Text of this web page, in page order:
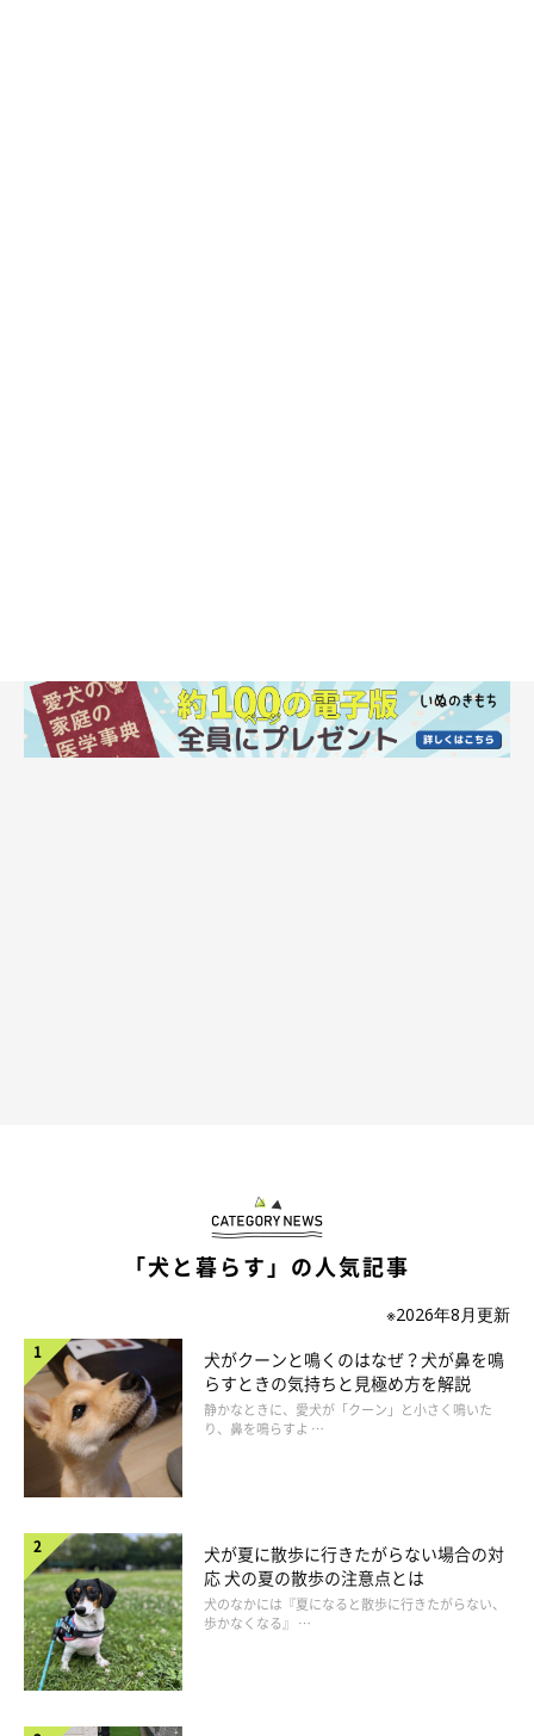
いぬのきもち投稿写真ギャラリー
一方で、環境や状況によっては、少し緊張しているときに視線を
外すこともあるといわれています。例えば、急に近づかれたとき
や、叱られたあとなどに見られることがあります。こうした場面
では、犬が自分を落ち着かせようとしている可能性も考えられま
す。
視線だけでなく、体を少しそらす、あくびをするなどの行動が一
緒に見られることもあるようです。
「犬と暮らす」の人気記事
※2026年8月更新
犬がクーンと鳴くのはなぜ？犬が鼻を鳴
らすときの気持ちと見極め方を解説
静かなときに、愛犬が「クーン」と小さく鳴いた
り、鼻を鳴らすよ …
犬が夏に散歩に行きたがらない場合の対
応 犬の夏の散歩の注意点とは
犬のなかには『夏になると散歩に行きたがらない、
歩かなくなる』 …